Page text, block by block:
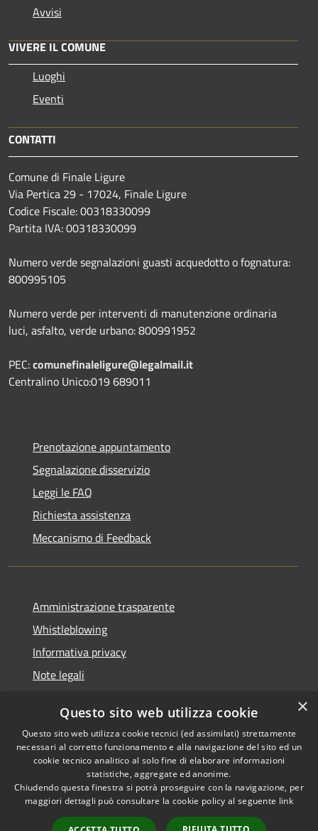
Avvisi
VIVERE IL COMUNE
Luoghi
Eventi
CONTATTI
Comune di Finale Ligure
Via Pertica 29 - 17024, Finale Ligure
Codice Fiscale: 00318330099
Partita IVA: 00318330099
Numero verde segnalazioni guasti acquedotto o fognatura:
800995105
Numero verde per interventi di manutenzione ordinaria
luci, asfalto, verde urbano: 800991952
PEC:comunefinaleligure@legalmail.it
Centralino Unico:019 689011
Prenotazione appuntamento
Segnalazione disservizio
Leggi le FAQ
Richiesta assistenza
Meccanismo di Feedback
Amministrazione trasparente
Whistleblowing
Informativa privacy
Note legali
Segnalazioni di inaccessibilità
RSS
Accessibilità
Copyright © 2026 • Comune di
Finale Ligure • Powered by
Municipium• Accesso
×
Questo sito web utilizza cookie
Questo sito web utilizza cookie tecnici (ed assimilati) strettamente
necessari al corretto funzionamento e alla navigazione del sito ed un
cookie tecnico analitico al solo fine di elaborare informazioni
statistiche, aggregate ed anonime.
Chiudendo questa finestra si potrà proseguire con la navigazione, per
maggiori dettagli può consultare la cookie policy al seguente link